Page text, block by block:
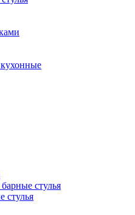
стулья
стулья